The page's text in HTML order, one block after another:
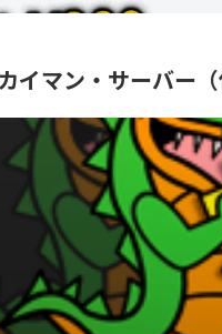
イマン・サーバー（